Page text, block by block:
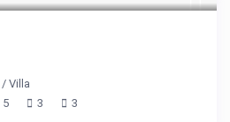
/Villa
5 3 3